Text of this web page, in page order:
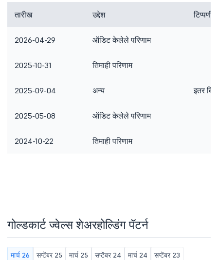
तारीख उद्देश टिप्पणी
2026-04-29 ऑडिट केलेले परिणाम
2025-10-31 तिमाही परिणाम
2025-09-04 अन्य इतर
2025-05-08 ऑडिट केलेले परिणाम
2024-10-22 तिमाही परिणाम
गोल्डकार्ट ज्वेल्स शेअरहोल्डिंग पॅटर्न
मार्च 26 सप्टेंबर 25 मार्च 25 सप्टेंबर 24 मार्च 24 सप्टेंबर 23